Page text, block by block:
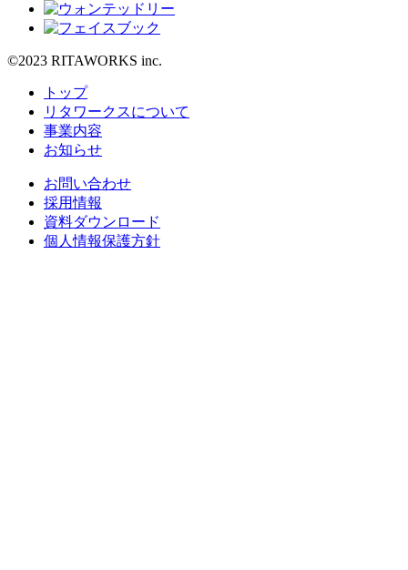
©2023 RITAWORKS inc.
トップ
リタワークスについて
事業内容
お知らせ
お問い合わせ
採用情報
資料ダウンロード
個人情報保護方針